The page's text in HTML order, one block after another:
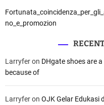
no_e_promozion
Larryferon DHgate shoes are
because of
Larryferon OJK Gelar Edukasi